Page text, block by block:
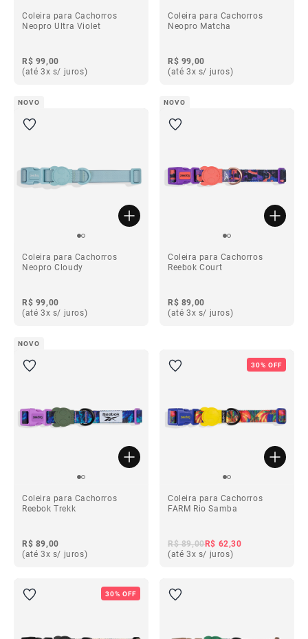
Coleira para Cachorros
Neopro Ultra Violet
R$ 99,00
(até 3x s/ juros)
Coleira para Cachorros
Neopro Matcha
R$ 99,00
(até 3x s/ juros)
NOVO
Coleira para Cachorros
Neopro Cloudy
R$ 99,00
(até 3x s/ juros)
NOVO
Coleira para Cachorros
Reebok Court
R$ 89,00
(até 3x s/ juros)
NOVO
Coleira para Cachorros
Reebok Trekk
R$ 89,00
(até 3x s/ juros)
30% OFF
Coleira para Cachorros
FARM Rio Samba
R$ 89,00R$ 62,30
(até 3x s/ juros)
30% OFF